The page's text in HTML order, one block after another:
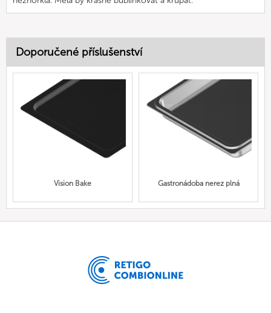
Doporučené příslušenství
Vision Bake Gastronádoba nerez plná